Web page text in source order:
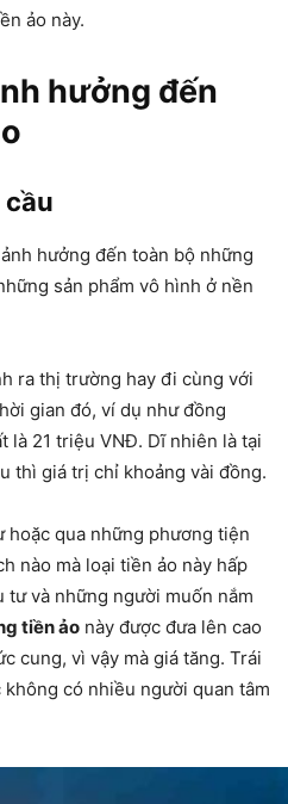
ảo này.
hưởng đến
cầu
hưởng đến toàn bộ những
sản phẩm vô hình ở nền
ra thị trường hay đi cùng với
gian đó, ví dụ như đồng
là 21 triệu VNĐ. Dĩ nhiên là tại
thì giá trị chỉ khoảng vài đồng.
hoặc qua những phương tiện
nào mà loại tiền ảo này hấp
tư và những người muốn nắm
tiền ảo này được đưa lên cao
cung, vì vậy mà giá tăng. Trái
có nhiều người quan tâm